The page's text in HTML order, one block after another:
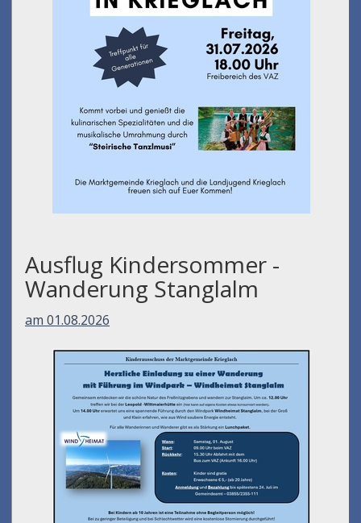
Ausflug Kindersommer -
Wanderung Stanglalm
am 01.08.2026